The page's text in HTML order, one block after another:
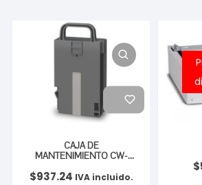
CAJA DE
MANTENIMIENTO CW-
$937.24 IVA incluido.
$